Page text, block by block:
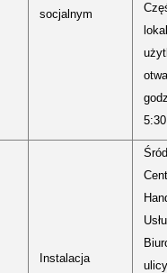
socjalnym
Instalacja
ulicy